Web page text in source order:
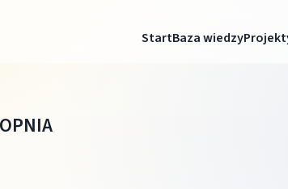
StartBaza wiedzy